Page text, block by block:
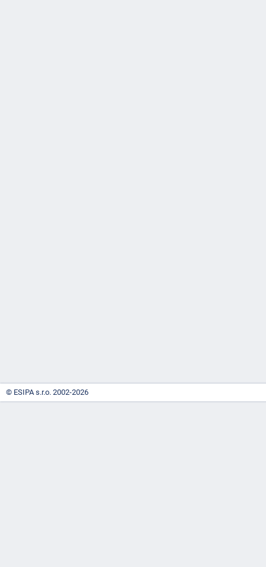
© ESIPA s.r.o. 2002-2026